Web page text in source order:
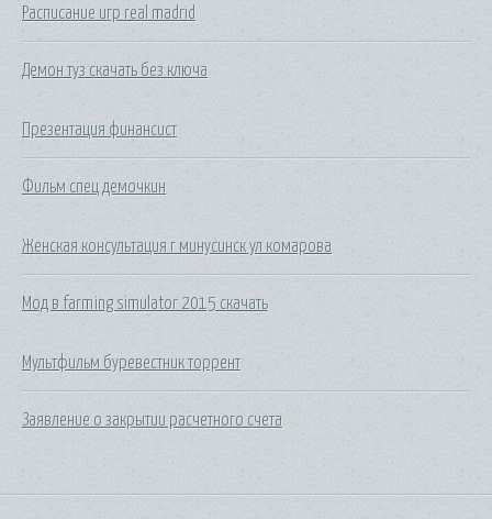
Расписание игр real madrid
Демон туз скачать без ключа
Презентация финансист
Фильм спец демочкин
Женская консультация г минусинск ул комарова
Мод в farming simulator 2015 скачать
Мультфильм буревестник торрент
Заявление о закрытии расчетного счета